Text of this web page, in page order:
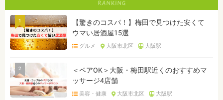
1
【驚きのコスパ！】梅田で見つけた安くて
ウマい居酒屋15選
グルメ 大阪市北区 大阪駅
2
＜ペアOK＞大阪・梅田駅近くのおすすめマ
ッサージ4店舗
美容・健康 大阪市北区 大阪駅